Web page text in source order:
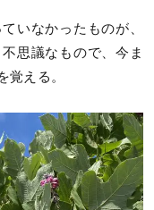
いなかったものが、
思議なもので、今ま
覚える。